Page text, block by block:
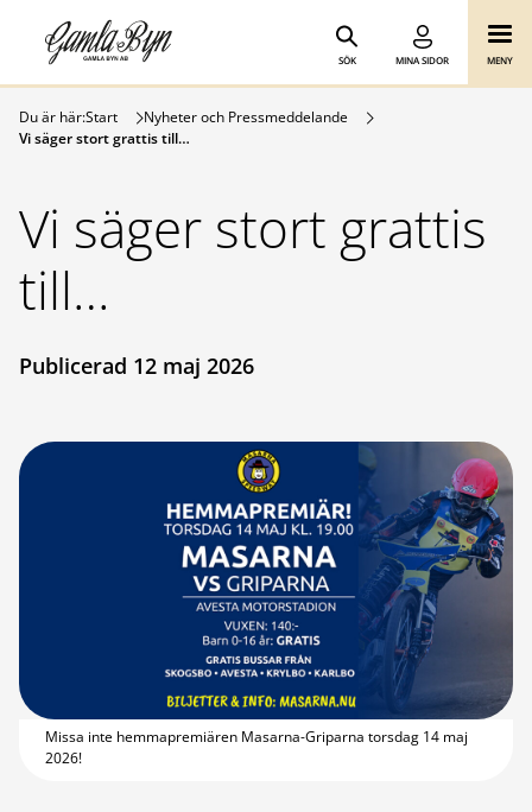
Hoppa till innehåll
Gamla Byn AB
SÖK MINA SIDOR MENY
Du är här:Start
Nyheter och Pressmeddelande
Vi säger stort grattis till…
Vi säger stort grattis
till…
Publicerad 12 maj 2026
Missa inte hemmapremiären Masarna-Griparna torsdag 14 maj
2026!